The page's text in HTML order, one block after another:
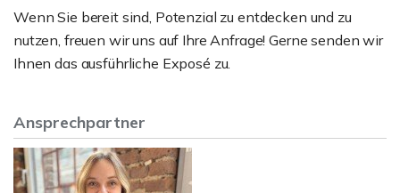
Wenn Sie bereit sind, Potenzial zu entdecken und zu
nutzen, freuen wir uns auf Ihre Anfrage! Gerne senden wir
Ihnen das ausführliche Exposé zu.
Ansprechpartner